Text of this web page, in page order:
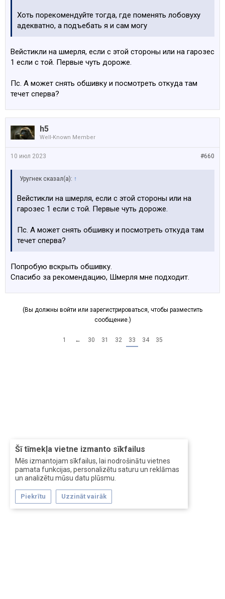
Šī tīmekļa vietne izmanto sīkfailus
Mēs izmantojam sīkfailus, lai nodrošinātu vietnes
pamata funkcijas, personalizētu saturu un reklāmas
un analizētu mūsu datu plūsmu.
Piekrītu Uzzināt vairāk
Хоть порекомендуйте тогда, где поменять лобовуху
адекватно, а подъебать я и сам могу
Вейстикли на шмерля, если с этой стороны или на гарозес
1 если с той. Первые чуть дороже.
Пс. А может снять обшивку и посмотреть откуда там
течет сперва?
h5
Well-Known Member
#660
10 июл 2023
Уругнек сказал(а): ↑
Вейстикли на шмерля, если с этой стороны или на
гарозес 1 если с той. Первые чуть дороже.
Пс. А может снять обшивку и посмотреть откуда там
течет сперва?
Попробую вскрыть обшивку.
Спасибо за рекомендацию, Шмерля мне подходит.
(Вы должны войти или зарегистрироваться, чтобы разместить
сообщение.)
1 ← 30 31 32 33 34 35